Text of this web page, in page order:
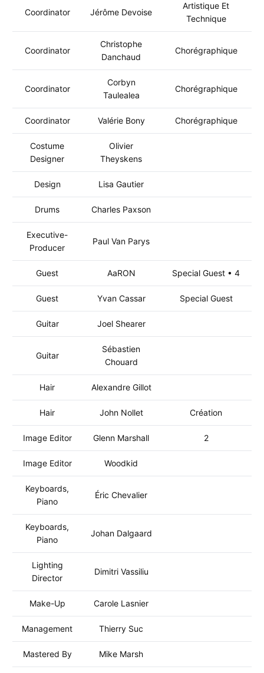
Coordinator Jérôme Devoise
Artistique Et
Technique
Coordinator
Christophe
Danchaud
Chorégraphique
Coordinator
Corbyn
Taulealea
Chorégraphique
Coordinator Valérie Bony Chorégraphique
Costume
Designer
Olivier
Theyskens
Design Lisa Gautier
Drums Charles Paxson
Executive-
Producer
Paul Van Parys
Guest AaRON Special Guest • 4
Guest Yvan Cassar Special Guest
Guitar Joel Shearer
Guitar
Sébastien
Chouard
Hair Alexandre Gillot
Hair John Nollet Création
Image Editor Glenn Marshall 2
Image Editor Woodkid
Keyboards,
Piano
Éric Chevalier
Keyboards,
Piano
Johan Dalgaard
Lighting
Director
Dimitri Vassiliu
Make-Up Carole Lasnier
Management Thierry Suc
Mastered By Mike Marsh